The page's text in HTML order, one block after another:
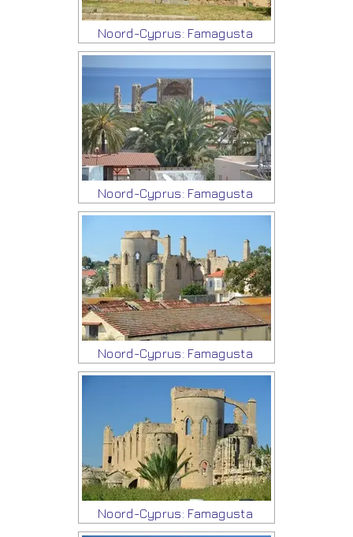
Noord-Cyprus: Famagusta
Noord-Cyprus: Famagusta
Noord-Cyprus: Famagusta
Noord-Cyprus: Famagusta